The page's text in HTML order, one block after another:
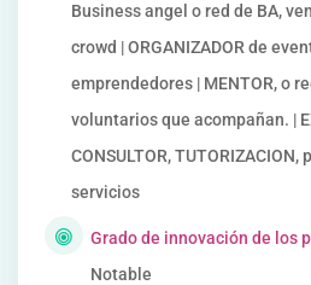
Business angel o red de BA,
crowd | ORGANIZADOR de
emprendedores | MENTOR, o
voluntarios que acompañan. |
CONSULTOR,
servicios
Grado de innovación de los
Notable